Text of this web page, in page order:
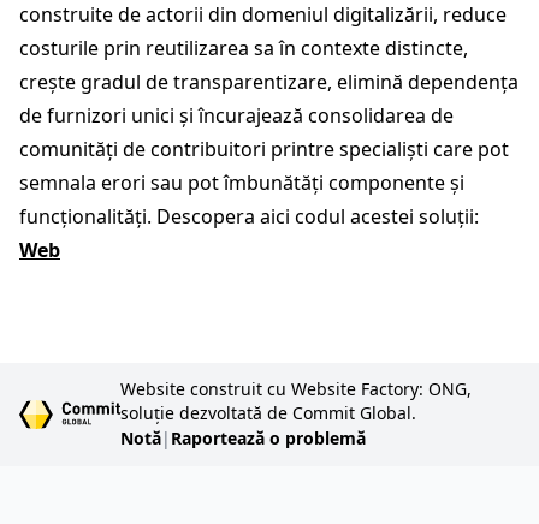
construite de actorii din domeniul digitalizării, reduce
costurile prin reutilizarea sa în contexte distincte,
crește gradul de transparentizare, elimină dependența
de furnizori unici și încurajează consolidarea de
comunități de contribuitori printre specialiști care pot
semnala erori sau pot îmbunătăți componente și
funcționalități. Descopera aici codul acestei soluții:
Web
Website construit cu Website Factory: ONG,
soluție dezvoltată de Commit Global.
Notă| Raportează o problemă